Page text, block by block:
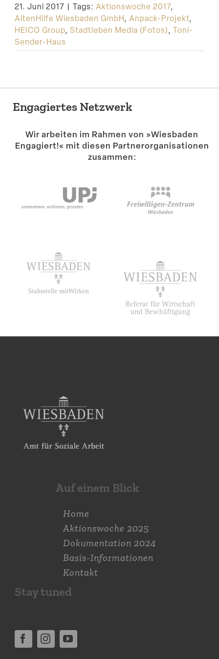
Suche
21. Juni 2017 | Tags: Aktionswoche 2017,
AltenHilfe Wiesbaden GmbH, Anpack-Projekt,
HEICO Group, Stadtleben Media (Fotos), Toni-
Sender-Haus
Engagiertes Netzwerk
Wir arbeiten im Rahmen von »Wiesbaden
Engagiert!« mit diesen Partner­or­ga­ni­sa­tionen
zusammen:
Auf einem Blick
Home
Aktions­woche 2025
Dokumen­tation 2024
Basis-Informationen
Kontakt
Stay tuned